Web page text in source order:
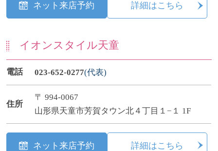
ネット来店予約 詳細はこちら
イオンスタイル天童
電話 023-652-0277(代表)
住所
〒 994-0067
山形県天童市芳賀タウン北４丁目１−１ 1F
ネット来店予約 詳細はこちら